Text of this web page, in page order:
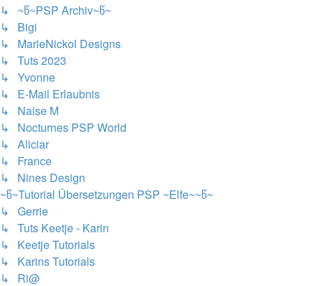
↳ ~წ~PSP Archiv~წ~
↳ Bigi
↳ MarieNickol Designs
↳ Tuts 2023
↳ Yvonne
↳ E-Mail Erlaubnis
↳ Naise M
↳ Nocturnes PSP World
↳ Aliciar
↳ France
↳ Nines Design
~წ~Tutorial Übersetzungen PSP ~Elfe~~წ~
↳ Gerrie
↳ Tuts Keetje - Karin
↳ Keetje Tutorials
↳ Karins Tutorials
↳ Ri@